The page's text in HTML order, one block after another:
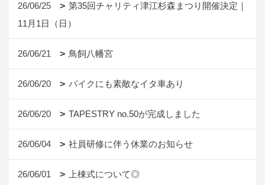
26/06/25
第35回チャリティ津江杉森まつり開催決定｜
11月1日（日）
26/06/21 鳥飼八幡宮
26/06/20 バイクにも素敵なイタ車あり
26/06/20 TAPESTRY no.50が完成しました
26/06/04 社員研修に伴う休業のお知らせ
26/06/01 上棟式について◎